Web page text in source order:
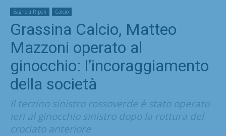
Bagno a Ripoli Calcio
Grassina Calcio, Matteo
Mazzoni operato al
ginocchio: l’incoraggiamento
della società
Il terzino sinistro rossoverde è stato operato
ieri al ginocchio sinistro dopo la rottura del
crociato anteriore